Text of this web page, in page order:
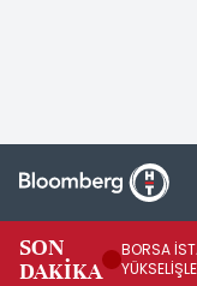
SON
DAKİKA
BORSA